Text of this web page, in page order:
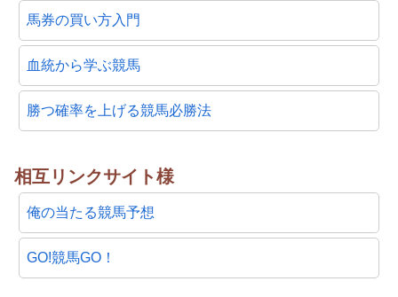
馬券の買い方入門
血統から学ぶ競馬
勝つ確率を上げる競馬必勝法
相互リンクサイト様
俺の当たる競馬予想
GO!競馬GO！